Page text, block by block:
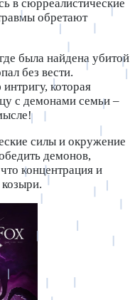
в сюрреалистические
обретают
была найдена убитой
без вести.
которая
с демонами семьи –
силы и окружение
демонов,
концентрация и